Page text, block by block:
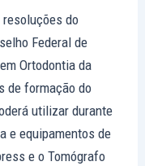
do
Federal de
Ortodontia da
de formação do
utilizar durante
e equipamentos de
e o Tomógrafo